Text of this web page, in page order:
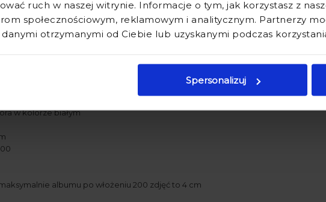
ruch w naszej witrynie. Informacje o tym, jak korzystasz z
społecznościowym, reklamowym i analitycznym. Partnerzy
otrzymanymi od Ciebie lub uzyskanymi podczas
Spersonalizuj
na każdą okazję! Wręczając album, można zostawić puste miejsca w
album z grawerem prezentuje się nad wyraz elegancko.
w kolorze białym
albumu po włożeniu 200 zdjęć to 4 cm